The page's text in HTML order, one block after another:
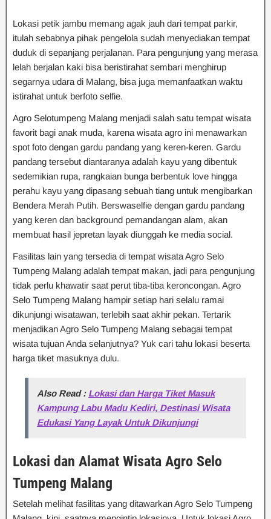
Lokasi petik jambu memang agak jauh dari tempat parkir,
itulah sebabnya pihak pengelola sudah menyediakan tempat
duduk di sepanjang perjalanan. Para pengunjung yang merasa
lelah berjalan kaki bisa beristirahat sembari menghirup
segarnya udara di Malang, bisa juga memanfaatkan waktu
istirahat untuk berfoto selfie.
Agro Selotumpeng Malang menjadi salah satu tempat wisata
favorit bagi anak muda, karena wisata agro ini menawarkan
spot foto dengan gardu pandang yang keren-keren. Gardu
pandang tersebut diantaranya adalah kayu yang dibentuk
sedemikian rupa, rangkaian bunga berbentuk love hingga
perahu kayu yang dipasang sebuah tiang untuk mengibarkan
Bendera Merah Putih. Berswaselfie dengan gardu pandang
yang keren dan background pemandangan alam, akan
membuat hasil jepretan layak diunggah ke media social.
Fasilitas lain yang tersedia di tempat wisata Agro Selo
Tumpeng Malang adalah tempat makan, jadi para pengunjung
tidak perlu khawatir saat perut tiba-tiba keroncongan. Agro
Selo Tumpeng Malang hampir setiap hari selalu ramai
dikunjungi wisatawan, terlebih saat akhir pekan. Tertarik
menjadikan Agro Selo Tumpeng Malang sebagai tempat
wisata tujuan Anda selanjutnya? Yuk cari tahu lokasi beserta
harga tiket masuknya dulu.
Also Read : Lokasi dan Harga Tiket Masuk
Kampung Labu Madu Kediri, Destinasi Wisata
Edukasi Yang Layak Untuk Dikunjungi
Lokasi dan Alamat Wisata Agro Selo
Tumpeng Malang
Setelah melihat fasilitas yang ditawarkan Agro Selo Tumpeng